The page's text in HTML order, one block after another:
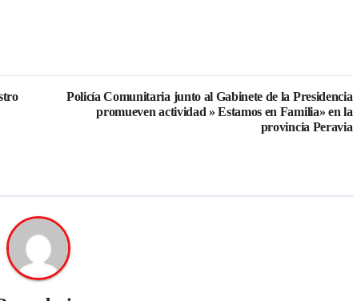
Policía Comunitaria junto al Gabinete de la Presidencia
promueven actividad » Estamos en Familia» en la
provincia Peravia